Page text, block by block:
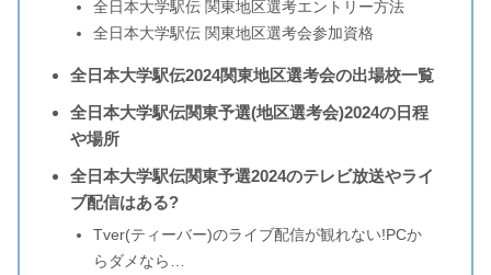
全日本大学駅伝 関東地区選考エントリー方法
全日本大学駅伝 関東地区選考会参加資格
全日本大学駅伝2024関東地区選考会の出場校一覧
全日本大学駅伝関東予選(地区選考会)2024の日程
や場所
全日本大学駅伝関東予選2024のテレビ放送やライ
ブ配信はある?
Tver(ティーバー)のライブ配信が観れない!PCか
らダメなら…